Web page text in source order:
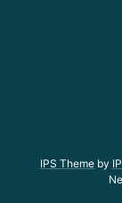
IPS Theme by